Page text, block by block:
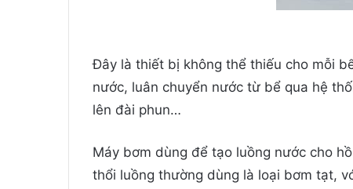
Đây là thiết bị không thể thiếu cho mỗi
nước, luân chuyển nước từ bể qua hệ
lên đài phun…
Máy bơm dùng để tạo luồng nước cho
thổi luồng thường dùng là loại bơm tạt,